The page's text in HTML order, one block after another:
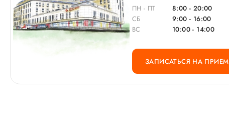
ПН - ПТ
8:00 - 20:00
СБ
9:00 - 16:00
ВС
10:00 - 14:00
ЗАПИСАТЬСЯ НА ПРИЕМ